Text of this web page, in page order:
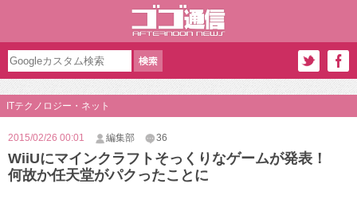
ITテクノロジー・ネット
2015/02/26 00:01 編集部 36
WiiUにマインクラフトそっくりなゲームが発表！
何故か任天堂がパクったことに